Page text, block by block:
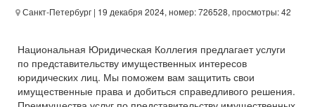
Санкт-Петербург | 19 декабря 2024, номер: 726528, просмотры: 42
Национальная Юридическая Коллегия предлагает услуги
по представительству имущественных интересов
юридических лиц. Мы поможем вам защитить свои
имущественные права и добиться справедливого решения.